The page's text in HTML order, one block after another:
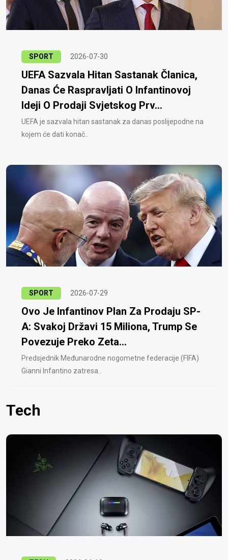
SPORT 2026-07-30
UEFA Sazvala Hitan Sastanak Članica,
Danas Će Raspravljati O Infantinovoj
Ideji O Prodaji Svjetskog Prv...
UEFA je sazvala hitan sastanak za danas poslijepodne na
kojem će dati konač..
SPORT 2026-07-29
Ovo Je Infantinov Plan Za Prodaju SP-
A: Svakoj Državi 15 Miliona, Trump Se
Povezuje Preko Zeta...
Predsjednik Međunarodne nogometne federacije (FIFA)
Gianni Infantino zatresa..
Tech